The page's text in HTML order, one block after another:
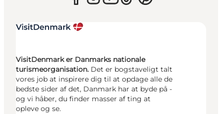
VisitDenmark er Danmarks nationale
turismeorganisation. Det er bogstaveligt talt
vores job at inspirere dig til at opdage alle de
bedste sider af det, Danmark har at byde på -
og vi håber, du finder masser af ting at
opleve og se.